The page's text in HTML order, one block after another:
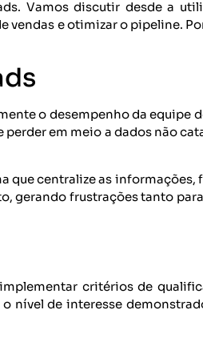
Vamos discutir desde a
vendas e otimizar o pipeline.
o desempenho da equipe
perder em meio a dados não
que centralize as informações,
gerando frustrações tanto
critérios de
nível de interesse